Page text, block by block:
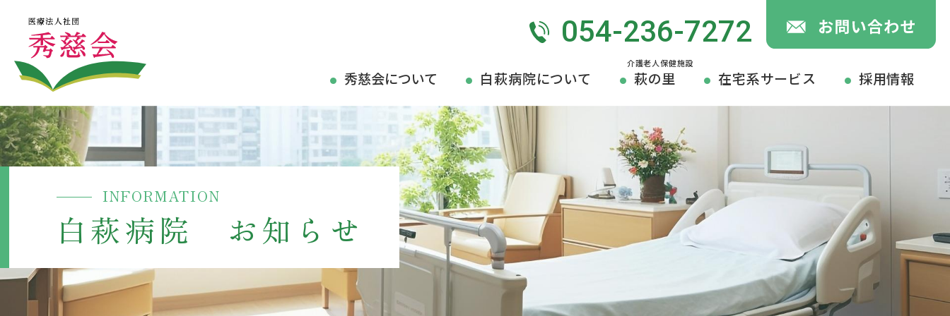
INFORMATION
白萩病院 お知らせ
054-236-7272
秀慈会について 白萩病院について 萩の里 在宅系サービス 採用情報